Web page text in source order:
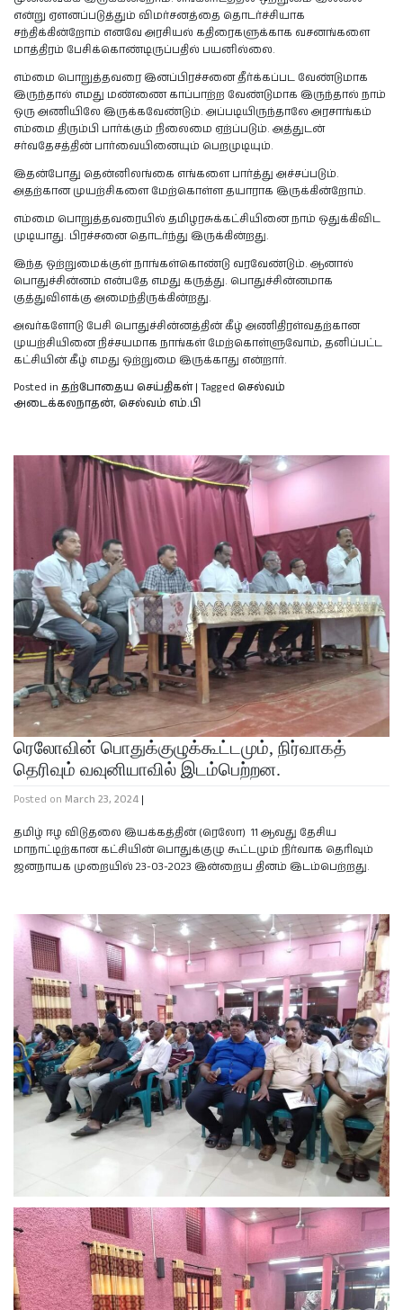
என்று ஏளனப்படுத்தும் விமர்சனத்தை தொடர்ச்சியாக
சந்திக்கின்றோம் எனவே அரசியல் கதிரைகளுக்காக வசனங்களை
மாத்திரம் பேசிக்கொண்டிருப்பதில் பயனில்லை.
எம்மை பொறுத்தவரை இனப்பிரச்சனை தீர்க்கப்பட வேண்டுமாக
இருந்தால் எமது மண்ணை காப்பாற்ற வேண்டுமாக இருந்தால் நாம்
ஒரு அணியிலே இருக்கவேண்டும். அப்படியிருந்தாலே அரசாங்கம்
எம்மை திரும்பி பார்க்கும் நிலைமை ஏற்ப்படும். அத்துடன்
சர்வதேசத்தின் பார்வையினையும் பெறமுடியும்.
இதன்போது தென்னிலங்கை எங்களை பார்த்து அச்சப்படும்.
அதற்கான முயற்சிகளை மேற்கொள்ள தயாராக இருக்கின்றோம்.
எம்மை பொறுத்தவரையில் தமிழரசுக்கட்சியினை நாம் ஒதுக்கிவிட
முடியாது. பிரச்சனை தொடர்ந்து இருக்கின்றது.
இந்த ஒற்றுமைக்குள் நாங்கள்கொண்டு வரவேண்டும். ஆனால்
பொதுச்சின்னம் என்பதே எமது கருத்து. பொதுச்சின்னமாக
குத்துவிளக்கு அமைந்திருக்கின்றது.
அவர்களோடு பேசி பொதுச்சின்னத்தின் கீழ் அணிதிரள்வதற்கான
முயற்சியினை நிச்சயமாக நாங்கள் மேற்கொள்ளுவோம், தனிப்பட்ட
கட்சியின் கீழ் எமது ஒற்றுமை இருக்காது என்றார்.
Posted in தற்போதைய செய்திகள்| Tagged செல்வம்
அடைக்கலநாதன், செல்வம் எம்.பி
ரெலோவின் பொதுக்குழுக்கூட்டமும், நிர்வாகத்
தெரிவும் வவுனியாவில் இடம்பெற்றன.
Posted on March 23, 2024 |
தமிழ் ஈழ விடுதலை இயக்கத்தின் (ரெலோ) 11 ஆவது தேசிய
மாநாட்டிற்கான கட்சியின் பொதுக்குழு கூட்டமும் நிர்வாக தெரிவும்
ஜனநாயக முறையில் 23-03-2023 இன்றைய தினம்‌ இடம்பெற்றது.